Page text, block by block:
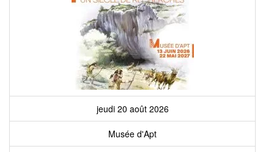
jeudi 20 août 2026
Musée d'Apt